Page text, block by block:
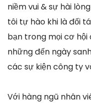
niềm vui & sự hài
tôi tự hào khi là đối
bạn trong mọi cơ
những đến ngày
các sự kiện công ty
Với hàng ngũ nhân